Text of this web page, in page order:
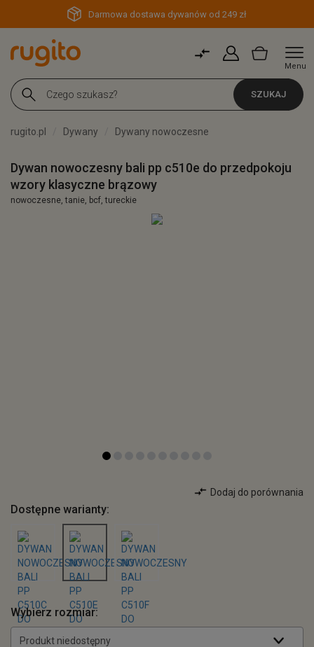
Darmowa dostawa dywanów od 249 zł
Menu
SZUKAJ
rugito.pl Dywany Dywany nowoczesne
Dywan nowoczesny bali pp c510e do przedpokoju
wzory klasyczne brązowy
nowoczesne, tanie, bcf, tureckie
Dodaj do porównania
Dostępne warianty:
Wybierz rozmiar:
Produkt niedostępny